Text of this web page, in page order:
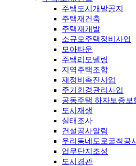
주택도시개발공지
주택재건축
주택재개발
소규모주택정비사업
모아타운
주택리모델링
지역주택조합
재정비촉진사업
주거환경관리사업
공동주택 하자보증보
도시재생
실태조사
건설공사알림
우리동네도로굴착공
업무단지조성
도시경관